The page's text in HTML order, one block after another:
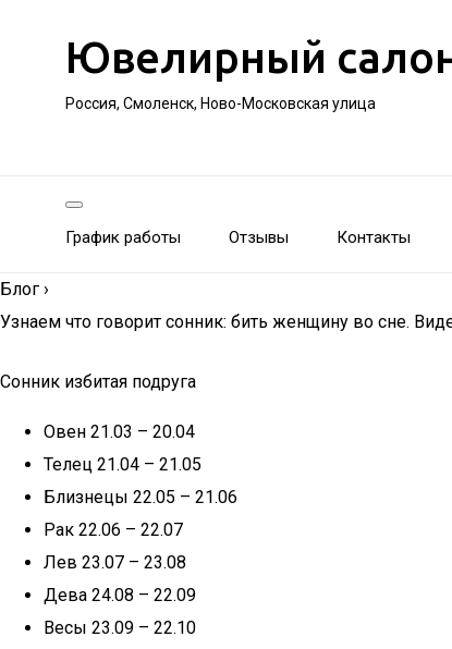
Ювелирный
Россия, Смоленск, Ново-Московская улица
График работы Отзывы Контакты
Блог ›
Узнаем что говорит сонник: бить женщину во сне.
Сонник избитая подруга
Овен 21.03 – 20.04
Телец 21.04 – 21.05
Близнецы 22.05 – 21.06
Рак 22.06 – 22.07
Лев 23.07 – 23.08
Дева 24.08 – 22.09
Весы 23.09 – 22.10